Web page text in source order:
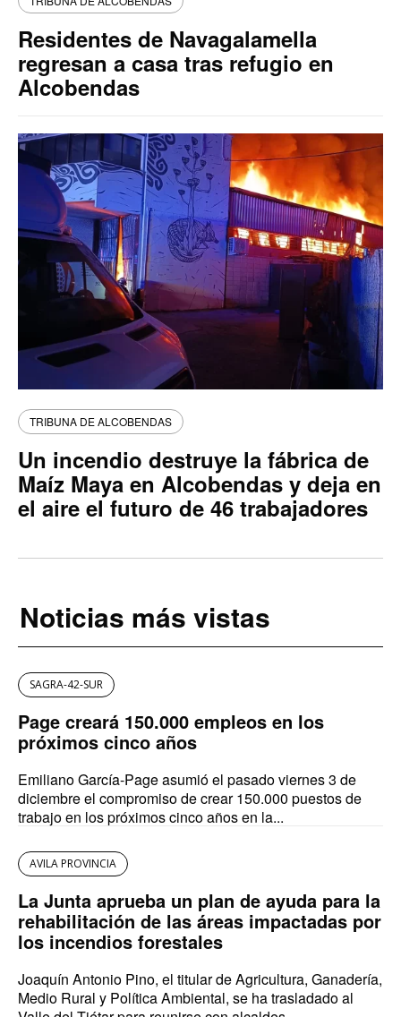
Residentes de Navagalamella
regresan a casa tras refugio en
Alcobendas
TRIBUNA DE ALCOBENDAS
Un incendio destruye la fábrica de
Maíz Maya en Alcobendas y deja en
el aire el futuro de 46 trabajadores
Noticias más vistas
SAGRA-42-SUR
Page creará 150.000 empleos en los
próximos cinco años
Emiliano García-Page asumió el pasado viernes 3 de
diciembre el compromiso de crear 150.000 puestos de
trabajo en los próximos cinco años en la...
AVILA PROVINCIA
La Junta aprueba un plan de ayuda para la
rehabilitación de las áreas impactadas por
los incendios forestales
Joaquín Antonio Pino, el titular de Agricultura, Ganadería,
Medio Rural y Política Ambiental, se ha trasladado al